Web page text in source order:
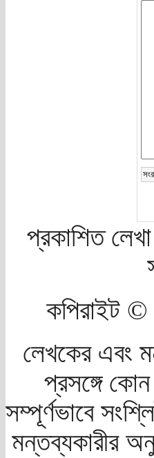
প্রকাশিত
কপিরাইট
লেখকের এবং
প্রসঙ্গে
সম্পূর্ণভাবে
মন্তব্যকারীর